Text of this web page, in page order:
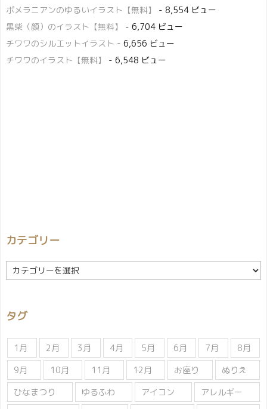
ポメラニアンのゆるいイラスト【無料】
- 8,554 ビュー
黒柴（顔）のイラスト【無料】
- 6,704 ビュー
チワワのシルエットイラスト - 6,656 ビュー
チワワのイラスト【無料】
- 6,548 ビュー
カテゴリー
カ
テ
ー
タグ
1月 2月 3月 4月 5月 6月 7月
8月
9月
10月 11月 12月 お座り
ぬりえ
ひなまつり
ゆるふわ アイコン
アレルギー